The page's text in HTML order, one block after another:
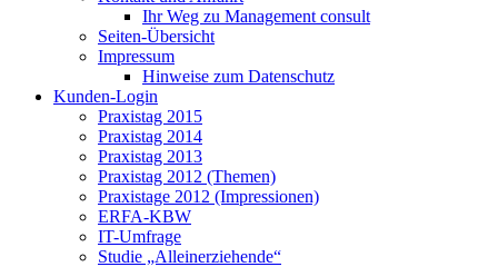
Ihr Weg zu Management consult
Seiten-Übersicht
Impressum
Hinweise zum Datenschutz
Kunden-Login
Praxistag 2015
Praxistag 2014
Praxistag 2013
Praxistag 2012 (Themen)
Praxistage 2012 (Impressionen)
ERFA-KBW
IT-Umfrage
Studie „Alleinerziehende“